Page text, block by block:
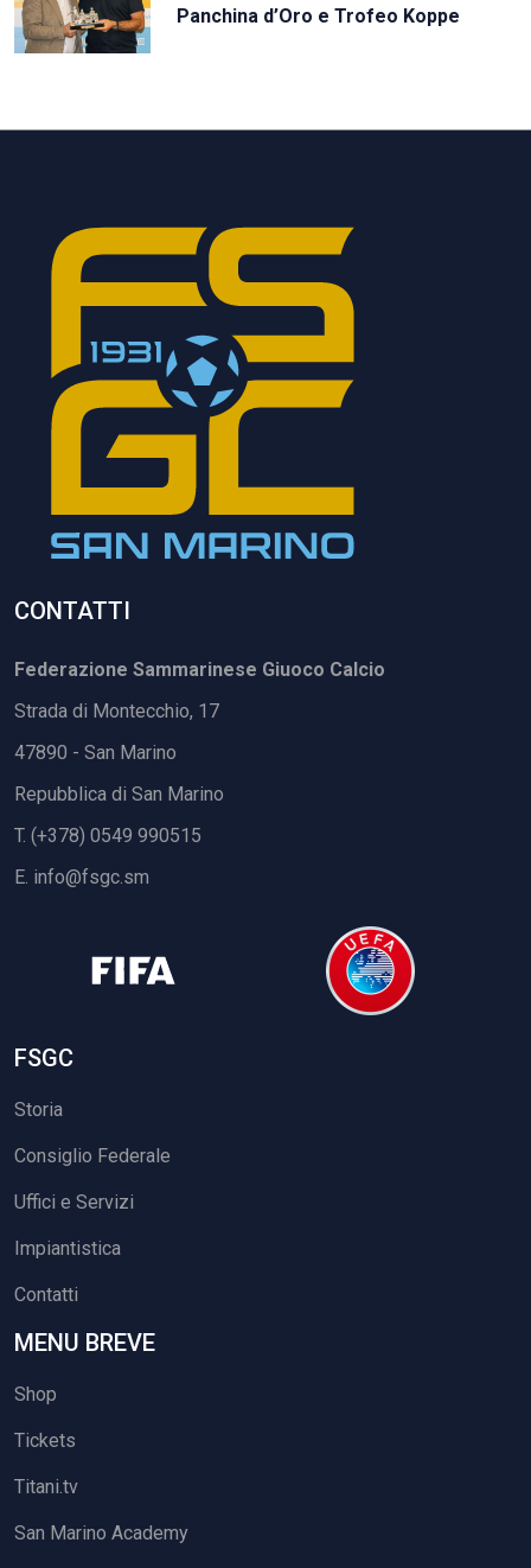
Panchina d’Oro e Trofeo Koppe
CONTATTI
Federazione Sammarinese Giuoco Calcio
Strada di Montecchio, 17
47890 - San Marino
Repubblica di San Marino
T. (+378) 0549 990515
E. info@fsgc.sm
FSGC
Storia
Consiglio Federale
Uffici e Servizi
Impiantistica
Contatti
MENU BREVE
Shop
Tickets
Titani.tv
San Marino Academy